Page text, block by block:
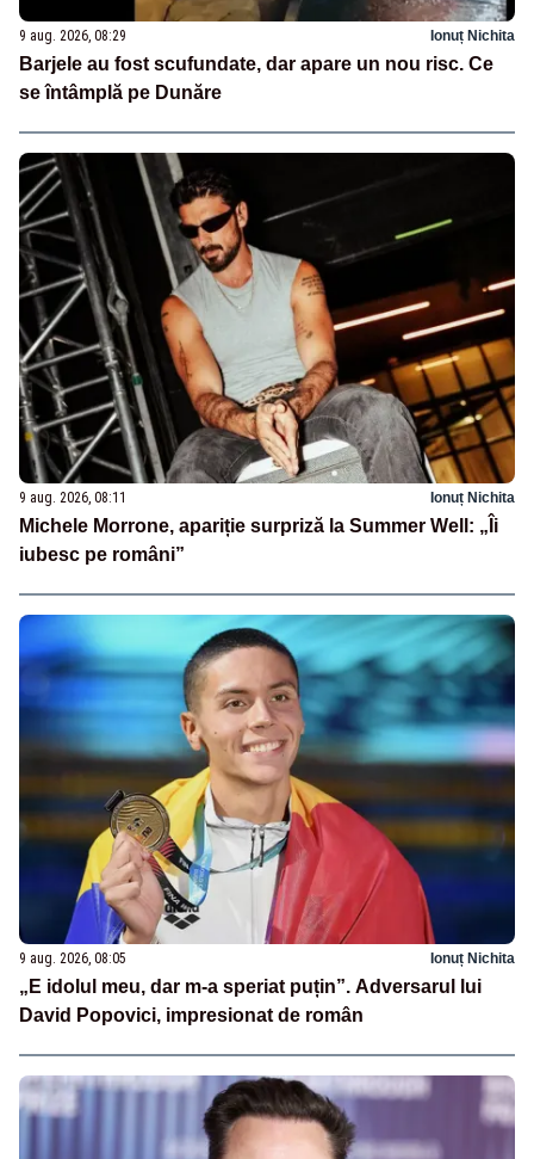
9 aug. 2026, 08:29 Ionuț Nichita
Barjele au fost scufundate, dar apare un nou risc. Ce
se întâmplă pe Dunăre
9 aug. 2026, 08:11 Ionuț Nichita
Michele Morrone, apariție surpriză la Summer Well: „Îi
iubesc pe români”
9 aug. 2026, 08:05 Ionuț Nichita
„E idolul meu, dar m-a speriat puțin”. Adversarul lui
David Popovici, impresionat de român